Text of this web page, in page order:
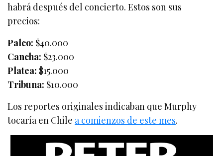
habrá después del concierto. Estos son sus
precios:
Palco: $40.000
Cancha: $23.000
Platea: $15.000
Tribuna: $10.000
Los reportes originales indicaban que Murphy
tocaría en Chile a comienzos de este mes.